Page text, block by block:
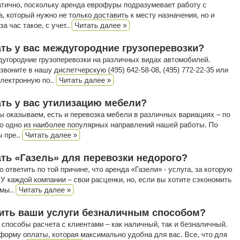
поскольку аренда еврофуры подразумевает работу с
нужно не только доставить к месту назначения, но и
час такое, с учет..
Читать далее »
у вас междугородние грузоперевозки?
грузоперевозки на различных видах автомобилей.
в нашу диспетчерскую (495) 642-58-08, (495) 772-22-35 или
по..
Читать далее »
у вас утилизацию мебели?
оказываем, есть и перевозка мебели в различных вариациях – по
одно из наиболее популярных направлений нашей работы. По
пре..
Читать далее »
«Газель» для перевозки недорого?
ответить по той причине, что аренда «Газели» - услуга, за которую
каждой компании – свои расценки, но, если вы хотите сэкономить
Читать далее »
ваши услуги безналичным способом?
расчета с клиентами – как наличный, так и безналичный.
оплаты, которая максимально удобна для вас. Все, что для